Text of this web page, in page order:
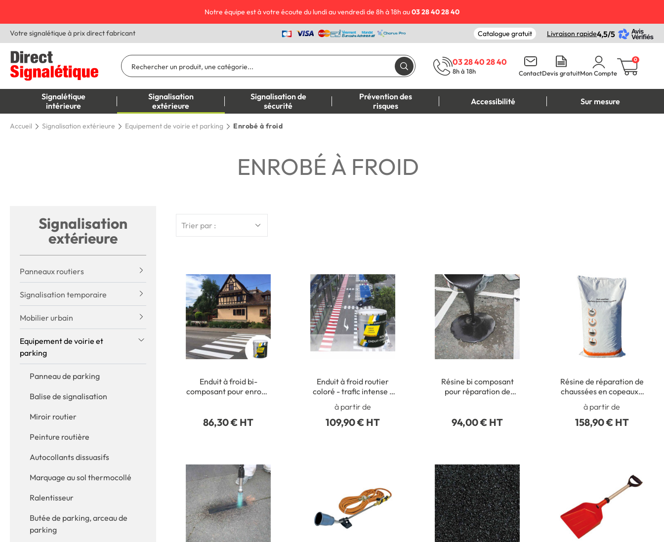
Notre équipe est à votre écoute du lundi au vendredi de 8h à 18h au03 28 40 28 40
Votre signalétique à prix direct fabricant Catalogue gratuit Livraison rapide4,5/5
03 28 40 28 40
8h à 18h ContactDevis gratuitMon Compte
0
Signalétique
intérieure
Signalisation
extérieure
Signalisation de
sécurité
Prévention des
risques
Accessibilité Sur mesure
Accueil Signalisation extérieure Equipement de voirie et parking Enrobé à froid
ENROBÉ À FROID
Signalisation
extérieure
Panneaux routiers
Signalisation temporaire
Mobilier urbain
Equipement de voirie et
parking
Panneau de parking
Balise de signalisation
Miroir routier
Peinture routière
Autocollants dissuasifs
Marquage au sol thermocollé
Ralentisseur
Butée de parking, arceau de
parking
Trier par :
Enduit à froid bi-
composant pour enrobé
86,30 € HT
Enduit à froid routier
coloré - trafic intense -
Pot de 8 kg
à partir de
109,90 € HT
Résine bi composant
pour réparation de
kg
94,00 € HT
Résine de réparation de
chaussées en copeaux -
à partir de
158,90 € HT